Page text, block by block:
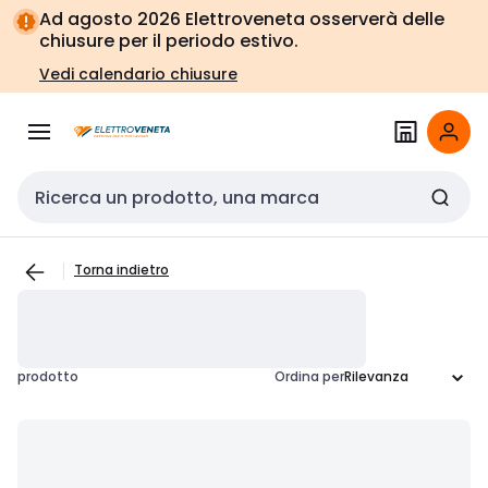
Vai alla
navigazione
Vai
alla
pagina
Ad agosto 2026 Elettroveneta osserverà delle
chiusure per il periodo estivo.
Vedi calendario chiusure
Cerca input
Torna indietro
prodotto Ordina per